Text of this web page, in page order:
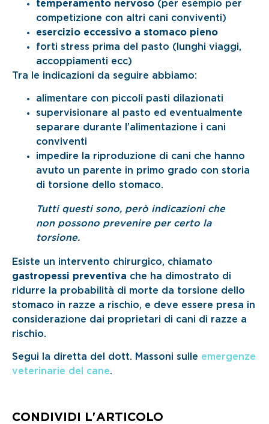
temperamento nervoso (per esempio per
competizione con altri cani conviventi)
esercizio eccessivo a stomaco pieno
forti stress prima del pasto (lunghi viaggi,
accoppiamenti ecc)
Tra le indicazioni da seguire abbiamo:
alimentare con piccoli pasti dilazionati
supervisionare al pasto ed eventualmente
separare durante l’alimentazione i cani
conviventi
impedire la riproduzione di cani che hanno
avuto un parente in primo grado con storia
di torsione dello stomaco.
Tutti questi sono, però indicazioni che
non possono prevenire per certo la
torsione.
Esiste un intervento chirurgico, chiamato
gastropessi preventiva che ha dimostrato di
ridurre la probabilità di morte da torsione dello
stomaco in razze a rischio, e deve essere presa in
considerazione dai proprietari di cani di razze a
rischio.
Segui la diretta del dott. Massoni sulle emergenze
veterinarie del cane.
CONDIVIDI L'ARTICOLO